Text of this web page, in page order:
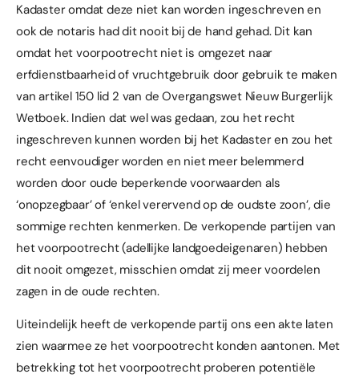
Kadaster omdat deze niet kan worden ingeschreven en
ook de notaris had dit nooit bij de hand gehad. Dit kan
omdat het voorpootrecht niet is omgezet naar
erfdienstbaarheid of vruchtgebruik door gebruik te maken
van artikel 150 lid 2 van de Overgangswet Nieuw Burgerlijk
Wetboek. Indien dat wel was gedaan, zou het recht
ingeschreven kunnen worden bij het Kadaster en zou het
recht eenvoudiger worden en niet meer belemmerd
worden door oude beperkende voorwaarden als
‘onopzegbaar’ of ‘enkel verervend op de oudste zoon’, die
sommige rechten kenmerken. De verkopende partijen van
het voorpootrecht (adellijke landgoedeigenaren) hebben
dit nooit omgezet, misschien omdat zij meer voordelen
zagen in de oude rechten.
Uiteindelijk heeft de verkopende partij ons een akte laten
zien waarmee ze het voorpootrecht konden aantonen. Met
betrekking tot het voorpootrecht proberen potentiële